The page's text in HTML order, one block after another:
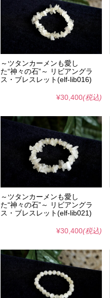
～ツタンカーメンも愛し
た“神々の石”～ リビアングラ
ス・ブレスレット(elf-lib016)
¥30,400(税込)
～ツタンカーメンも愛し
た“神々の石”～ リビアングラ
ス・ブレスレット(elf-lib021)
¥30,400(税込)